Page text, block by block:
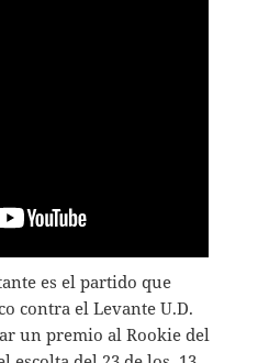
es el partido que
contra el Levante U.D.
un premio al Rookie del